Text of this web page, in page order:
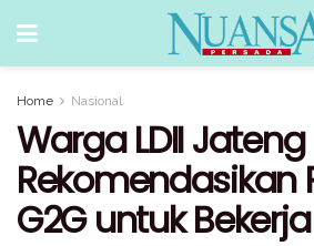
Home Nasional
Warga LDII Jateng
Rekomendasikan
G2G untuk